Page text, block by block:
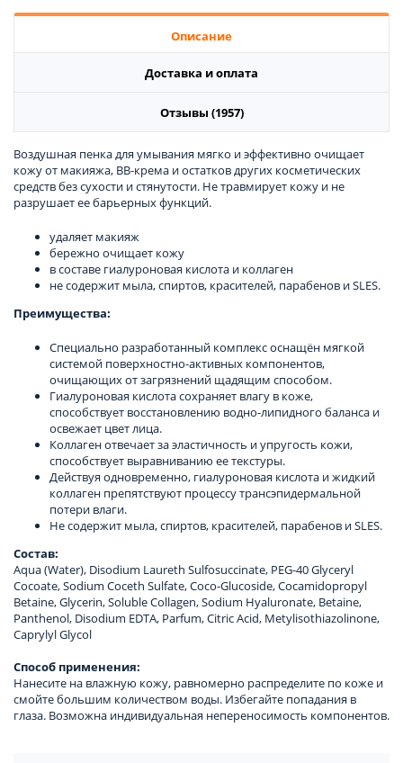
Описание
Доставка и оплата
Отзывы (1957)
Воздушная пенка для умывания мягко и эффективно очищает
кожу от макияжа, ВВ-крема и остатков других косметических
средств без сухости и стянутости. Не травмирует кожу и не
разрушает ее барьерных функций.
удаляет макияж
бережно очищает кожу
в составе гиалуроновая кислота и коллаген
не содержит мыла, спиртов, красителей, парабенов и SLES.
Преимущества:
Специально разработанный комплекс оснащён мягкой
системой поверхностно-активных компонентов,
очищающих от загрязнений щадящим способом.
Гиалуроновая кислота сохраняет влагу в коже,
способствует восстановлению водно-липидного баланса и
освежает цвет лица.
Коллаген отвечает за эластичность и упругость кожи,
способствует выравниванию ее текстуры.
Действуя одновременно, гиалуроновая кислота и жидкий
коллаген препятствуют процессу трансэпидермальной
потери влаги.
Не содержит мыла, спиртов, красителей, парабенов и SLES.
Состав:
Aqua (Water), Disodium Laureth Sulfosuccinate, PEG-40 Glyceryl
Cocoate, Sodium Coceth Sulfate, Coco-Glucoside, Cocamidopropyl
Betaine, Glycerin, Soluble Collagen, Sodium Hyaluronate, Betaine,
Panthenol, Disodium EDTA, Parfum, Citric Acid, Metylisothiazolinone,
Caprylyl Glycol
Способ применения:
Нанесите на влажную кожу, равномерно распределите по коже и
смойте большим количеством воды. Избегайте попадания в
глаза. Возможна индивидуальная непереносимость компонентов.